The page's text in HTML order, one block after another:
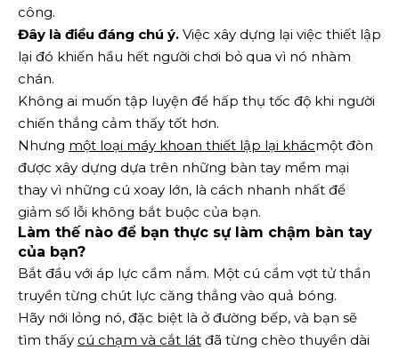
công.
Đây là điều đáng chú ý. Việc xây dựng lại việc thiết lập
lại đó khiến hầu hết người chơi bỏ qua vì nó nhàm
chán.
Không ai muốn tập luyện để hấp thụ tốc độ khi người
chiến thắng cảm thấy tốt hơn.
Nhưng một loại máy khoan thiết lập lại khácmột đòn
được xây dựng dựa trên những bàn tay mềm mại
thay vì những cú xoay lớn, là cách nhanh nhất để
giảm số lỗi không bắt buộc của bạn.
Làm thế nào để bạn thực sự làm chậm bàn tay
của bạn?
Bắt đầu với áp lực cầm nắm. Một cú cầm vợt tử thần
truyền từng chút lực căng thẳng vào quả bóng.
Hãy nới lỏng nó, đặc biệt là ở đường bếp, và bạn sẽ
tìm thấy cú chạm và cắt lát đã từng chèo thuyền dài